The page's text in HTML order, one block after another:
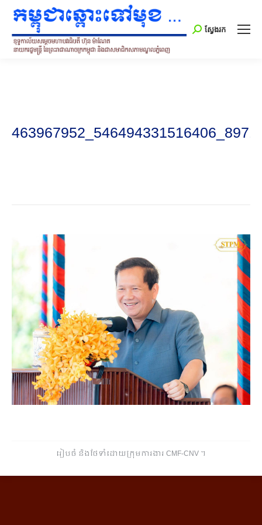
Search:
ស្វែងរក
រៀបចំ និងថែទាំដោយក្រុមការងារ CMF-CNV ​។